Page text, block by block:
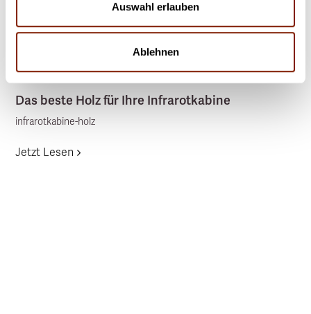
Auswahl erlauben
Ablehnen
WELLNESS 6min read
Das beste Holz für Ihre Infrarotkabine
infrarotkabine-holz
Jetzt Lesen